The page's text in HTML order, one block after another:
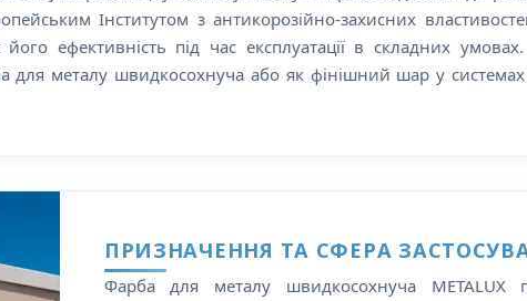
Інститутом з антикорозійно-захисних
ефективність під час експлуатації в складних
для металу швидкосохнуча або як фінішний шар у
ПРИЗНАЧЕННЯ ТА СФЕРА
Фарба для металу швидкосохнуча METALUX